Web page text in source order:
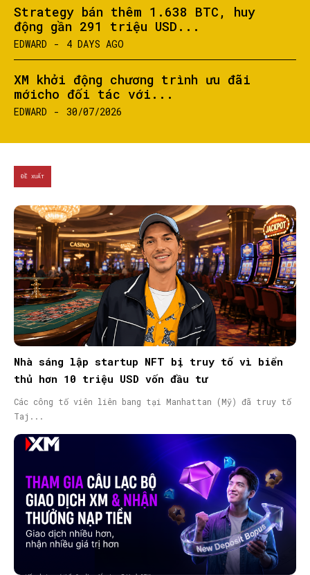
Strategy bán thêm 1.638 BTC, huy
động gần 291 triệu USD...
EDWARD - 4 DAYS AGO
XM khởi động chương trình ưu đãi
mớicho đối tác với...
EDWARD - 30/07/2026
ĐỀ XUẤT
Nhà sáng lập startup NFT bị truy tố vì biển
thủ hơn 10 triệu USD vốn đầu tư
Các công tố viên liên bang tại Manhattan (Mỹ) đã truy tố
Taj...